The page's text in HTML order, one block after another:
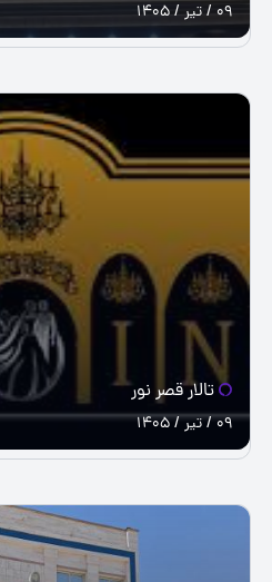
09 / تیر / 1405
تالار قصر نور
09 / تیر / 1405